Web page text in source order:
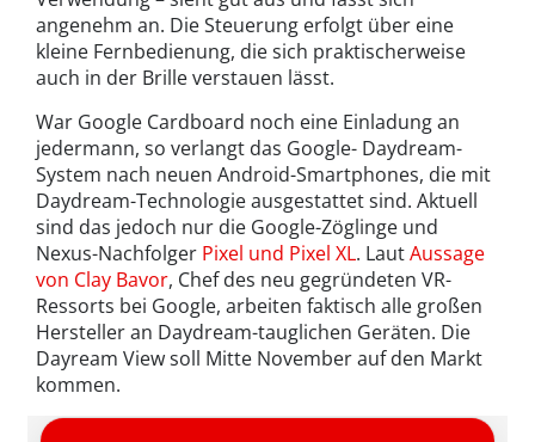
angenehm an. Die Steuerung erfolgt über eine
kleine Fernbedienung, die sich praktischerweise
auch in der Brille verstauen lässt.
War Google Cardboard noch eine Einladung an
jedermann, so verlangt das Google- Daydream-
System nach neuen Android-Smartphones, die mit
Daydream-Technologie ausgestattet sind. Aktuell
sind das jedoch nur die Google-Zöglinge und
Nexus-Nachfolger Pixel und Pixel XL. LautAussage
von Clay Bavor, Chef des neu gegründeten VR-
Ressorts bei Google, arbeiten faktisch alle großen
Hersteller an Daydream-tauglichen Geräten. Die
Dayream View soll Mitte November auf den Markt
kommen.